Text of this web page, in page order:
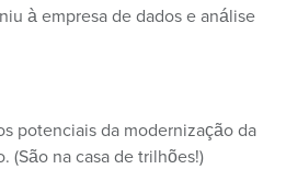
à empresa de dados e análise
potenciais da modernização da
(São na casa de trilhões!)